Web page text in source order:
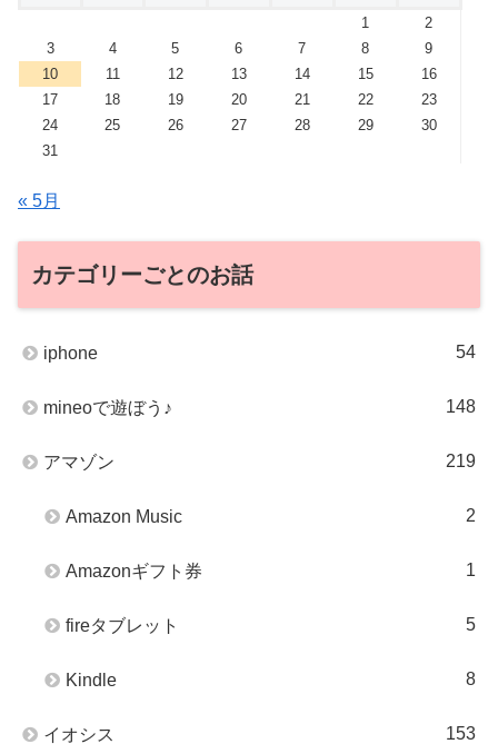
1
2
3
4 5 6 7 8
9
10
11 12 13 14 15
16
17
18 19 20 21 22
23
24
25 26 27 28 29
30
31
« 5月
カテゴリーごとのお話
iphone 54
mineoで遊ぼう♪ 148
アマゾン 219
Amazon Music 2
Amazonギフト券 1
fireタブレット 5
Kindle 8
イオシス 153